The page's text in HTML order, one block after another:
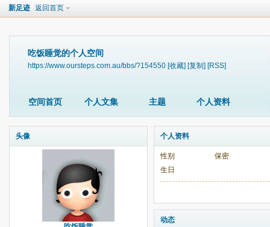
新足迹 返回首页
吃饭睡觉的个人空间
https://www.oursteps.com.au/bbs/?154550 [收藏] [复制] [RSS]
空间首页 个人文集 主题 个人资料
头像 个人资料
性别
保密
生日
动态